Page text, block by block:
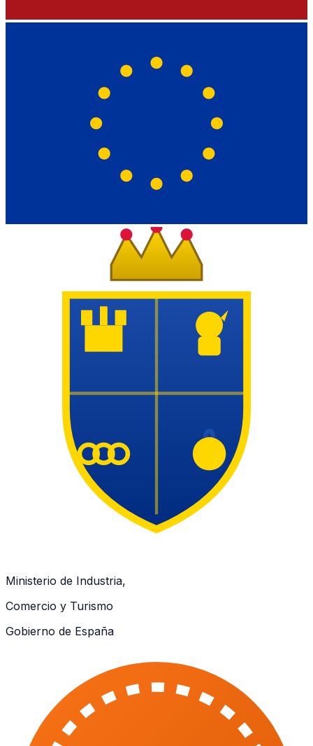
Ministerio de Industria,
Comercio y Turismo
Gobierno de España